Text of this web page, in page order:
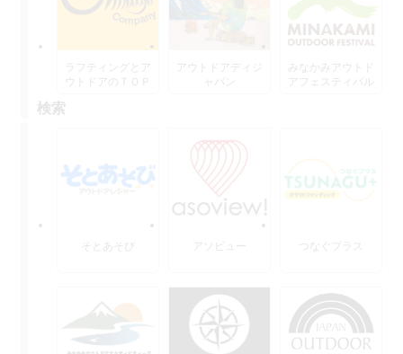
ラフティングとア
ウトドアのＴＯＰ
アウトドアディジ
みなかみアウトド
アフェスティバル
検索
そとあそび アソビュー つなぐプラス